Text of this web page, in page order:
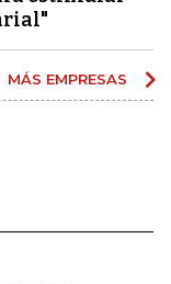
MÁS EMPRESAS